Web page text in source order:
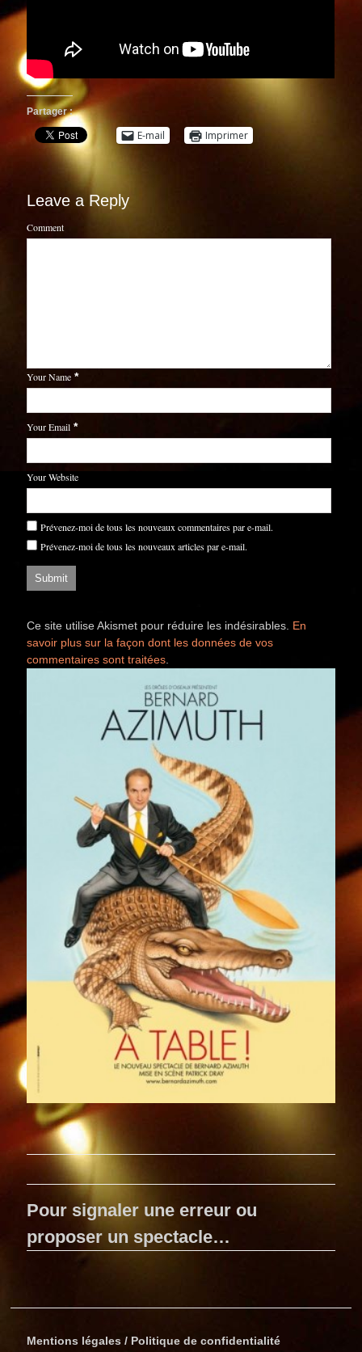
Partager :
E-mail Imprimer
Leave a Reply
Comment
Your Name *
Your Email *
Your Website
Prévenez-moi de tous les nouveaux commentaires par e-mail.
Prévenez-moi de tous les nouveaux articles par e-mail.
Ce site utilise Akismet pour réduire les indésirables. En
savoir plus sur la façon dont les données de vos
commentaires sont traitées
Pour signaler une erreur ou
proposer un spectacle…
Mentions légales / Politique de confidentialité